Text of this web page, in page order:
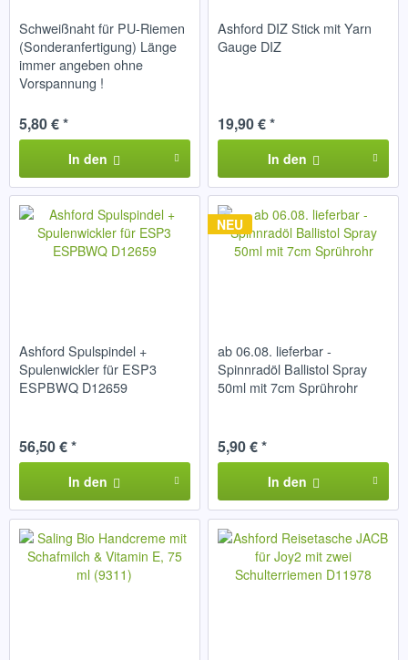
Schweißnaht für PU-Riemen
(Sonderanfertigung) Länge
immer angeben ohne
Vorspannung !
5,80 € *
In den
Ashford DIZ Stick mit Yarn
Gauge DIZ
19,90 € *
In den
Ashford Spulspindel +
Spulenwickler für ESP3
ESPBWQ D12659
56,50 € *
In den
NEU
ab 06.08. lieferbar -
Spinnradöl Ballistol Spray
50ml mit 7cm Sprührohr
5,90 € *
In den